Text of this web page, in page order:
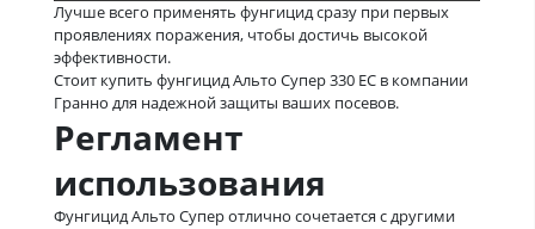
Лучше всего применять фунгицид сразу при первых
проявлениях поражения, чтобы достичь высокой
эффективности.
Стоит купить фунгицид Альто Супер 330 ЕС в компании
Гранно для надежной защиты ваших посевов.
Регламент
использования
Фунгицид Альто Супер отлично сочетается с другими